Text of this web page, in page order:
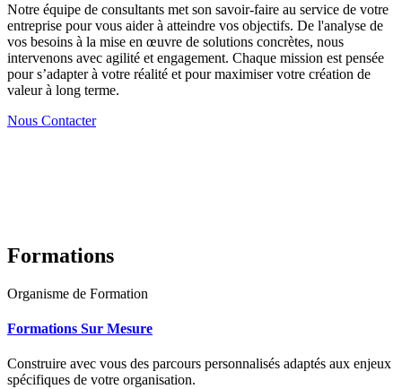
Notre équipe de consultants met son savoir-faire au service de votre
entreprise pour vous aider à atteindre vos objectifs. De l'analyse de
vos besoins à la mise en œuvre de solutions concrètes, nous
intervenons avec agilité et engagement. Chaque mission est pensée
pour s’adapter à votre réalité et pour maximiser votre création de
valeur à long terme.
Nous Contacter
Formations
Organisme de Formation
Formations Sur Mesure
Construire avec vous des parcours personnalisés adaptés aux enjeux
spécifiques de votre organisation.